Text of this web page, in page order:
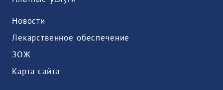
Новости
Лекарственное обеспечение
ЗОЖ
Карта сайта